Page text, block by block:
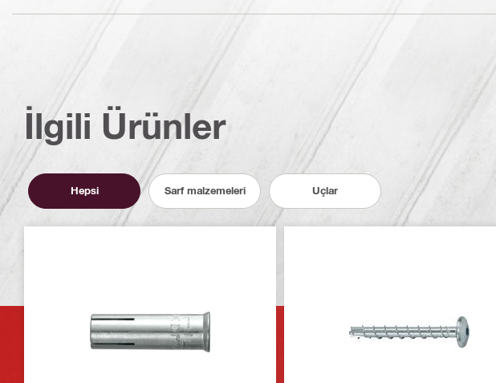
İlgili Ürünler
Hepsi Sarf malzemeleri Uçlar